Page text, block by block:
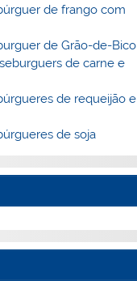
de frango com
de Grão-de-Bico
de carne e
de requeijão e
de soja